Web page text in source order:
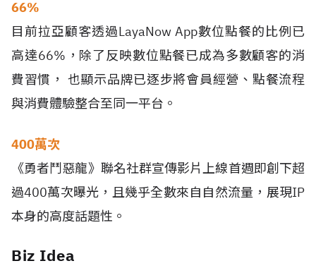
66%
目前拉亞顧客透過LayaNow App數位點餐的比例已
高達66%，除了反映數位點餐已成為多數顧客的消
費習慣， 也顯示品牌已逐步將會員經營、點餐流程
與消費體驗整合至同一平台。
400萬次
《勇者鬥惡龍》聯名社群宣傳影片上線首週即創下超
過400萬次曝光，且幾乎全數來自自然流量，展現IP
本身的高度話題性。
Biz Idea